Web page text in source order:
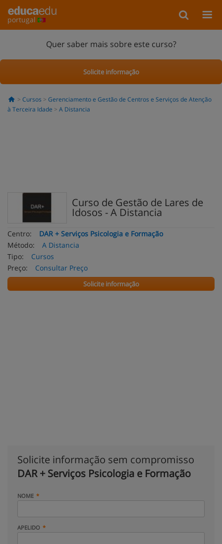
portugal
Quer saber mais sobre este curso?
Solicite informação
Cursos
Gerenciamento e Gestão de Centros e Serviços de Atenção
à Terceira Idade
A Distancia
Curso de Gestão de Lares de
Idosos - A Distancia
Centro:
DAR + Serviços Psicologia e Formação
Método:
A Distancia
Tipo:
Cursos
Preço:
Consultar Preço
Solicite informação
Solicite informação sem compromisso
DAR + Serviços Psicologia e Formação
NOME
APELIDO